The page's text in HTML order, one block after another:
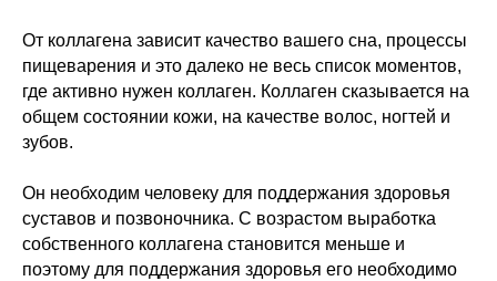
От коллагена зависит качество вашего сна, процессы
пищеварения и это далеко не весь список моментов,
где активно нужен коллаген. Коллаген сказывается на
общем состоянии кожи, на качестве волос, ногтей и
зубов.
Он необходим человеку для поддержания здоровья
суставов и позвоночника. С возрастом выработка
собственного коллагена становится меньше и
поэтому для поддержания здоровья его необходимо